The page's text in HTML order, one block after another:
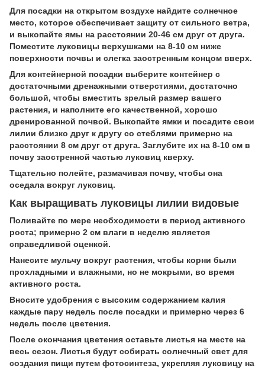
Для посадки на открытом воздухе найдите солнечное
место, которое обеспечивает защиту от сильного ветра,
и выкопайте ямы на расстоянии 20-46 см друг от друга.
Поместите луковицы верхушками на 8-10 см ниже
поверхности почвы и слегка заостренным концом вверх.
Для контейнерной посадки выберите контейнер с
достаточными дренажными отверстиями, достаточно
большой, чтобы вместить зрелый размер вашего
растения, и наполните его качественной, хорошо
дренированной почвой. Выкопайте ямки и посадите свои
лилии близко друг к другу со стеблями примерно на
расстоянии 8 см друг от друга. Заглубите их на 8-10 см в
почву заостренной частью луковиц кверху.
Тщательно полейте, размачивая почву, чтобы она
оседала вокруг луковиц.
Как выращивать луковицы лилии видовые
Поливайте по мере необходимости в период активного
роста; примерно 2 см влаги в неделю является
справедливой оценкой.
Нанесите мульчу вокруг растения, чтобы корни были
прохладными и влажными, но не мокрыми, во время
активного роста.
Вносите удобрения с высоким содержанием калия
каждые пару недель после посадки и примерно через 6
недель после цветения.
После окончания цветения оставьте листья на месте на
весь сезон. Листья будут собирать солнечный свет для
создания пищи путем фотосинтеза, укрепляя луковицу на